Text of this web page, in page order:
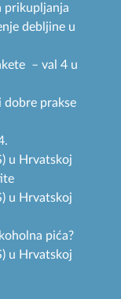
prikupljanja
debljine u
– val 4 u
dobre prakse
u Hrvatskoj
u Hrvatskoj
pića?
u Hrvatskoj